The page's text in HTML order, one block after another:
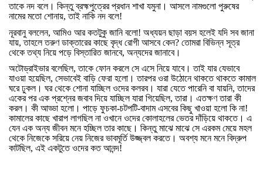
তাকে নদ বলে। কিন্তু ব্রহ্মপুত্রের প্রধান শাখা যমুনা। আসলে নামগুলো পুরুষের
নামের মতো শোনায়,তাই নাকি নদ বলে!
নূরবানু বললেন, আমিও আর কতটুকু জানি বলো! অধ্যয়ন ছাড়া বয়স হলেই যদি সব জানা
যায়,তাহলে তরুণ ডাক্তারের কাছে বৃদ্ধ রোগী আসবে কেন? তোমরা বিভিন্ন সূত্র
থেকে তথ্য নিয়ে পড়ে বিস্তারিত জানবে, অন্যদের জানাবে।
অটোড্রাইভার বলেছিল,তাকে ফোন করলে সে এসে নিয়ে যাবে। তাই যার যেভাবে
যাওয়া হয়েছিল, সেভাবেই বাড়ি ফেরা হলো। তারপর ওরা উঠোনে থাকতে থাকতে কামাল
ঘরে ঢুকল। ঘর থেকে শোনা যাচ্ছিল ওদের কলরব। যারা যেতে পারেনি বা যায়নি,তাদের
একের পর এক প্রশ্নের জবাব দিয়ে যাচ্ছিল যারা গিয়েছিল,তারা। এতক্ষণ তারা কী
করল। কী আড্ডা হলো। পাড়ে ফুচকা-চটপটি-বাদাম এসবের কিছু খাওয়া হলো কি না!
কামালের কাছে খারাপ লাগছিল না ওখানে ওদের কোলাহলের ভেতর দাঁড়িয়ে থাকতে। এ
যেন এক অন্য জীবন মনে হচ্ছিল তার কাছে। কিন্তু মাঝে মাঝে সে এরকম মেয়ে মহল
থেকে নিজেকে সরিয়ে নেয় নিজের ভাবমূর্তি উজ্জ্বল করতে। অবশ্য মনে মনে বিদ্রুপ
কাটছিল, এই একটুতে ওদের কত আনন্দ!